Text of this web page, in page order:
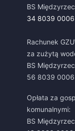
BS
34 8039
Rachunek
za zużytą
BS
56 8039
Opłata za
komunalnymi:
BS